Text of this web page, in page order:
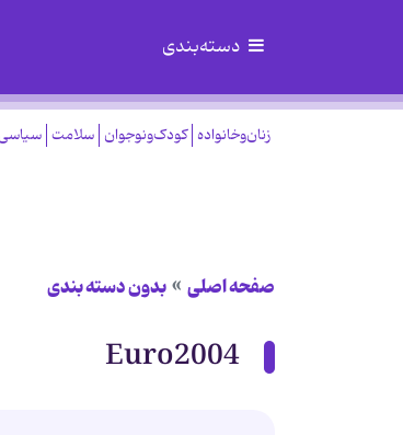
دسته‌بندی
زنان‌وخانواده کودک‌ونوجوان سلامت
صفحه اصلی بدون دسته بندی
Euro2004